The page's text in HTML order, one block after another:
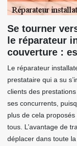
Se tourner
le réparateur
couverture :
Le réparateur
prestataire qui a su
clients des
ses concurrents,
plus de cela
tous. L’avantage de
déplacer dans toute